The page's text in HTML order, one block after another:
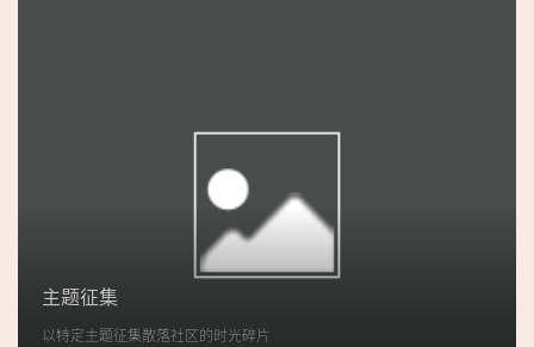
主题征集
以特定主题征集散落社区的时光碎片